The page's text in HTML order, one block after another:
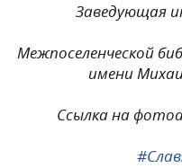
Заведующая
Межпоселенческой
имени
Ссылка на